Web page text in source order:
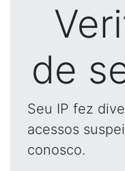
de
Seu IP fez
acessos
conosco.